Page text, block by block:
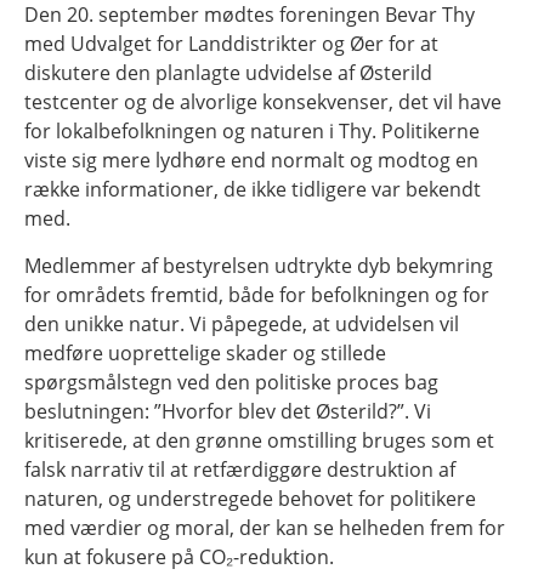
Den 20. september mødtes foreningen Bevar Thy
med Udvalget for Landdistrikter og Øer for at
diskutere den planlagte udvidelse af Østerild
testcenter og de alvorlige konsekvenser, det vil have
for lokalbefolkningen og naturen i Thy. Politikerne
viste sig mere lydhøre end normalt og modtog en
række informationer, de ikke tidligere var bekendt
med.
Medlemmer af bestyrelsen udtrykte dyb bekymring
for områdets fremtid, både for befolkningen og for
den unikke natur. Vi påpegede, at udvidelsen vil
medføre uoprettelige skader og stillede
spørgsmålstegn ved den politiske proces bag
beslutningen: ”Hvorfor blev det Østerild?”. Vi
kritiserede, at den grønne omstilling bruges som et
falsk narrativ til at retfærdiggøre destruktion af
naturen, og understregede behovet for politikere
med værdier og moral, der kan se helheden frem for
kun at fokusere på CO₂-reduktion.